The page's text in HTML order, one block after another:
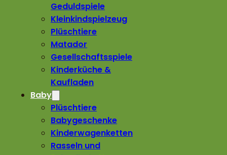
Geduldspiele
Kleinkindspielzeug
Plüschtiere
Matador
Gesellschaftsspiele
Kinderküche &
Kaufladen
Baby
Plüschtiere
Babygeschenke
Kinderwagenketten
Rasseln und